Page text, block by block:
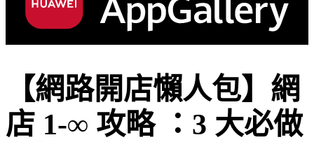
【網路開店懶人包】網
店 1-∞ 攻略 ：3 大必做